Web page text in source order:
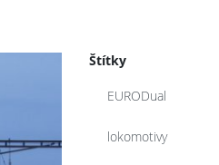
Štítky
EURODual
lokomotivy